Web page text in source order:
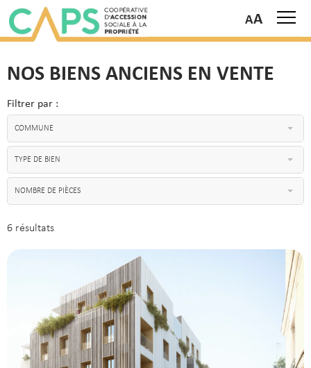
NOS BIENS ANCIENS EN VENTE
Filtrer par :
COMMUNE
TYPE DE BIEN
NOMBRE DE PIÈCES
6 résultats
A